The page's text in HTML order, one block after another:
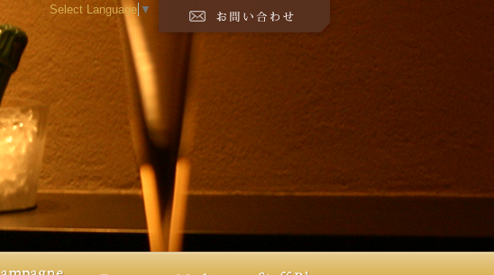
Select Language ▼